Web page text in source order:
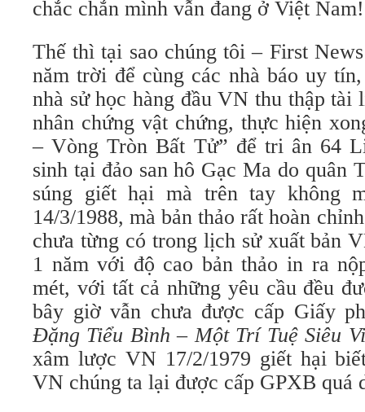
chắc chắn mình vẫn đang ở Việt Nam!
Thế thì tại sao chúng tôi – First
năm trời để cùng các nhà báo uy
nhà sử học hàng đầu VN thu thập tài
nhân chứng vật chứng, thực hiện
– Vòng Tròn Bất Tử” để tri ân 64
sinh tại đảo san hô Gạc Ma do quân
súng giết hại mà trên tay không
14/3/1988, mà bản thảo rất hoàn
chưa từng có trong lịch sử xuất bản
1 năm với độ cao bản thảo in ra
mét, với tất cả những yêu cầu đều
bây giờ vẫn chưa được cấp Giấy
Đặng Tiểu Bình – Một Trí Tuệ Siêu
xâm lược VN 17/2/1979 giết hại
VN chúng ta lại được cấp GPXB quá